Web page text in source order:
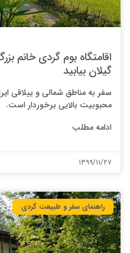
اقامتگاه بوم گردی خانم
گیلان بیابید
سفر به مناطق شمالی و ییلاقی
محبوبیت بالایی برخوردار است.
ادامه مطلب
۱۳۹۹/۱۱/۲۷
راهنمای سفر و طبیعت گردی